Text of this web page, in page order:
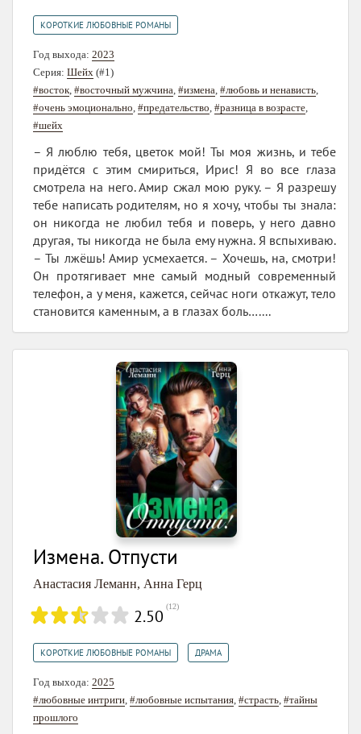
КОРОТКИЕ ЛЮБОВНЫЕ РОМАНЫ
Год выхода: 2023
Серия: Шейх (#1)
#восток #восточный мужчина #измена #любовь и ненависть
#очень эмоционально #предательство #разница в возрасте
#шейх
– Я люблю тебя, цветок мой! Ты моя жизнь, и тебе
придётся с этим смириться, Ирис! Я во все глаза
смотрела на него. Амир сжал мою руку. – Я разрешу
тебе написать родителям, но я хочу, чтобы ты знала:
он никогда не любил тебя и поверь, у него давно
другая, ты никогда не была ему нужна. Я вспыхиваю.
– Ты лжёшь! Амир усмехается. – Хочешь, на, смотри!
Он протягивает мне самый модный современный
телефон, а у меня, кажется, сейчас ноги откажут, тело
становится каменным, а в глазах боль…....
Измена. Отпусти
Анастасия Леманн, Анна Герц
2.50 (12)
КОРОТКИЕ ЛЮБОВНЫЕ РОМАНЫ ДРАМА
Год выхода: 2025
#любовные интриги #любовные испытания #страсть #тайны
прошлого